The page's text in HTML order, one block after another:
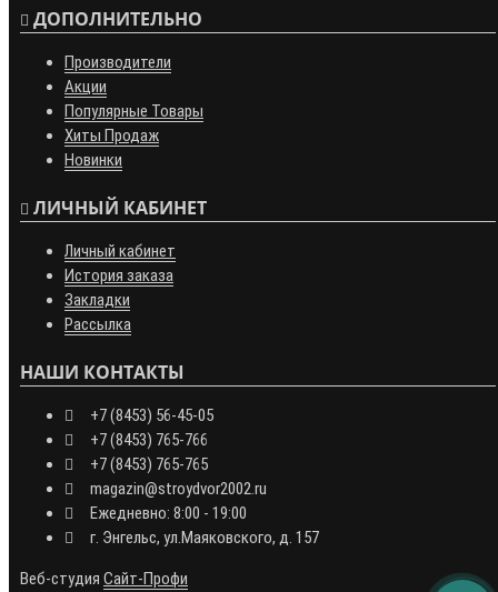
ДОПОЛНИТЕЛЬНО
Производители
Акции
Популярные Товары
Хиты Продаж
Новинки
ЛИЧНЫЙ КАБИНЕТ
Личный кабинет
История заказа
Закладки
Рассылка
НАШИ КОНТАКТЫ
+7 (8453) 56-45-05
+7 (8453) 765-766
+7 (8453) 765-765
magazin@stroydvor2002.ru
Ежедневно: 8:00 - 19:00
г. Энгельс, ул.Маяковского, д. 157
Веб-студия Сайт-Профи